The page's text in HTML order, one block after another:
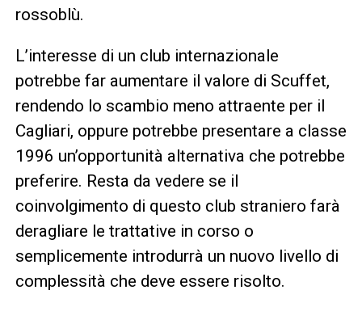
rossoblù.
L’interesse di un club internazionale
potrebbe far aumentare il valore di Scuffet,
rendendo lo scambio meno attraente per il
Cagliari, oppure potrebbe presentare a classe
1996 un’opportunità alternativa che potrebbe
preferire. Resta da vedere se il
coinvolgimento di questo club straniero farà
deragliare le trattative in corso o
semplicemente introdurrà un nuovo livello di
complessità che deve essere risolto.